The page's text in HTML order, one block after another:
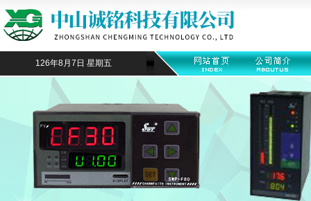
126年8月7日 星期五